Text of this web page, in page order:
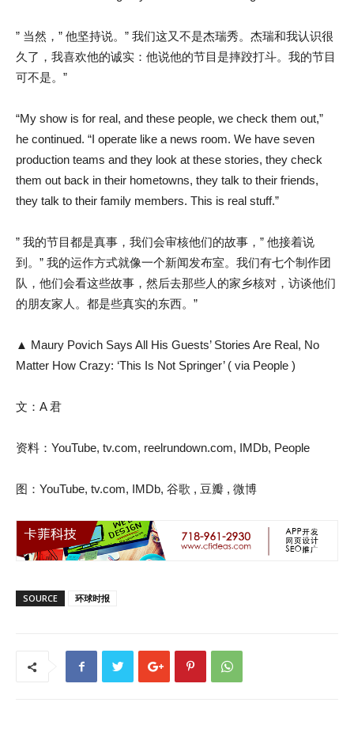
” 当然，” 他坚持说。” 我们这又不是杰瑞秀。杰瑞和我认识很
久了，我喜欢他的诚实：他说他的节目是摔跤打斗。我的节目
可不是。”
“My show is for real, and these people, we check them out,”
he continued. “I operate like a news room. We have seven
production teams and they look at these stories, they check
them out back in their hometowns, they talk to their friends,
they talk to their family members. This is real stuff.”
” 我的节目都是真事，我们会审核他们的故事，” 他接着说
到。” 我的运作方式就像一个新闻发布室。我们有七个制作团
队，他们会看这些故事，然后去那些人的家乡核对，访谈他们
的朋友家人。都是些真实的东西。”
▲ Maury Povich Says All His Guests’ Stories Are Real, No
Matter How Crazy: ‘This Is Not Springer’ ( via People )
文：A 君
资料：YouTube, tv.com, reelrundown.com, IMDb, People
图：YouTube, tv.com, IMDb, 谷歌 , 豆瓣 , 微博
SOURCE 环球时报